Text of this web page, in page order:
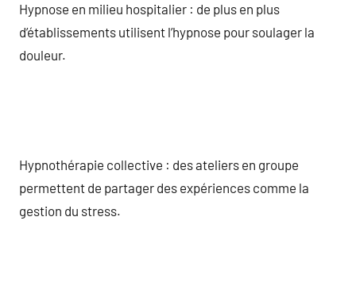
Hypnose en milieu hospitalier : de plus en plus
d’établissements utilisent l’hypnose pour soulager la
douleur.
Hypnothérapie collective : des ateliers en groupe
permettent de partager des expériences comme la
gestion du stress.